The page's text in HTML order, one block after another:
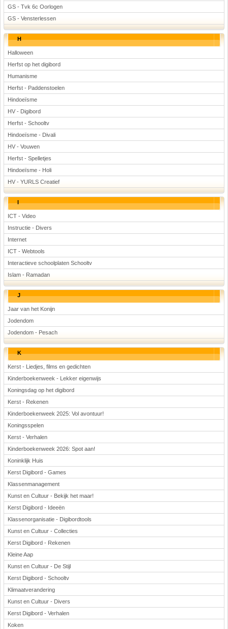
GS - Tvk 6c Oorlogen
GS - Vensterlessen
H
Halloween
Herfst op het digibord
Humanisme
Herfst - Paddenstoelen
Hindoeïsme
HV - Digibord
Herfst - Schooltv
Hindoeïsme - Divali
HV - Vouwen
Herfst - Spelletjes
Hindoeïsme - Holi
HV - YURLS Creatief
I
ICT - Video
Instructie - Divers
Internet
ICT - Webtools
Interactieve schoolplaten Schooltv
Islam - Ramadan
J
Jaar van het Konijn
Jodendom
Jodendom - Pesach
K
Kerst - Liedjes, films en gedichten
Kinderboekenweek - Lekker eigenwijs
Koningsdag op het digibord
Kerst - Rekenen
Kinderboekenweek 2025: Vol avontuur!
Koningsspelen
Kerst - Verhalen
Kinderboekenweek 2026: Spot aan!
Koninklijk Huis
Kerst Digibord - Games
Klassenmanagement
Kunst en Cultuur - Bekijk het maar!
Kerst Digibord - Ideeën
Klassenorganisatie - Digibordtools
Kunst en Cultuur - Collecties
Kerst Digibord - Rekenen
Kleine Aap
Kunst en Cultuur - De Stijl
Kerst Digibord - Schooltv
Klimaatverandering
Kunst en Cultuur - Divers
Kerst Digibord - Verhalen
Koken